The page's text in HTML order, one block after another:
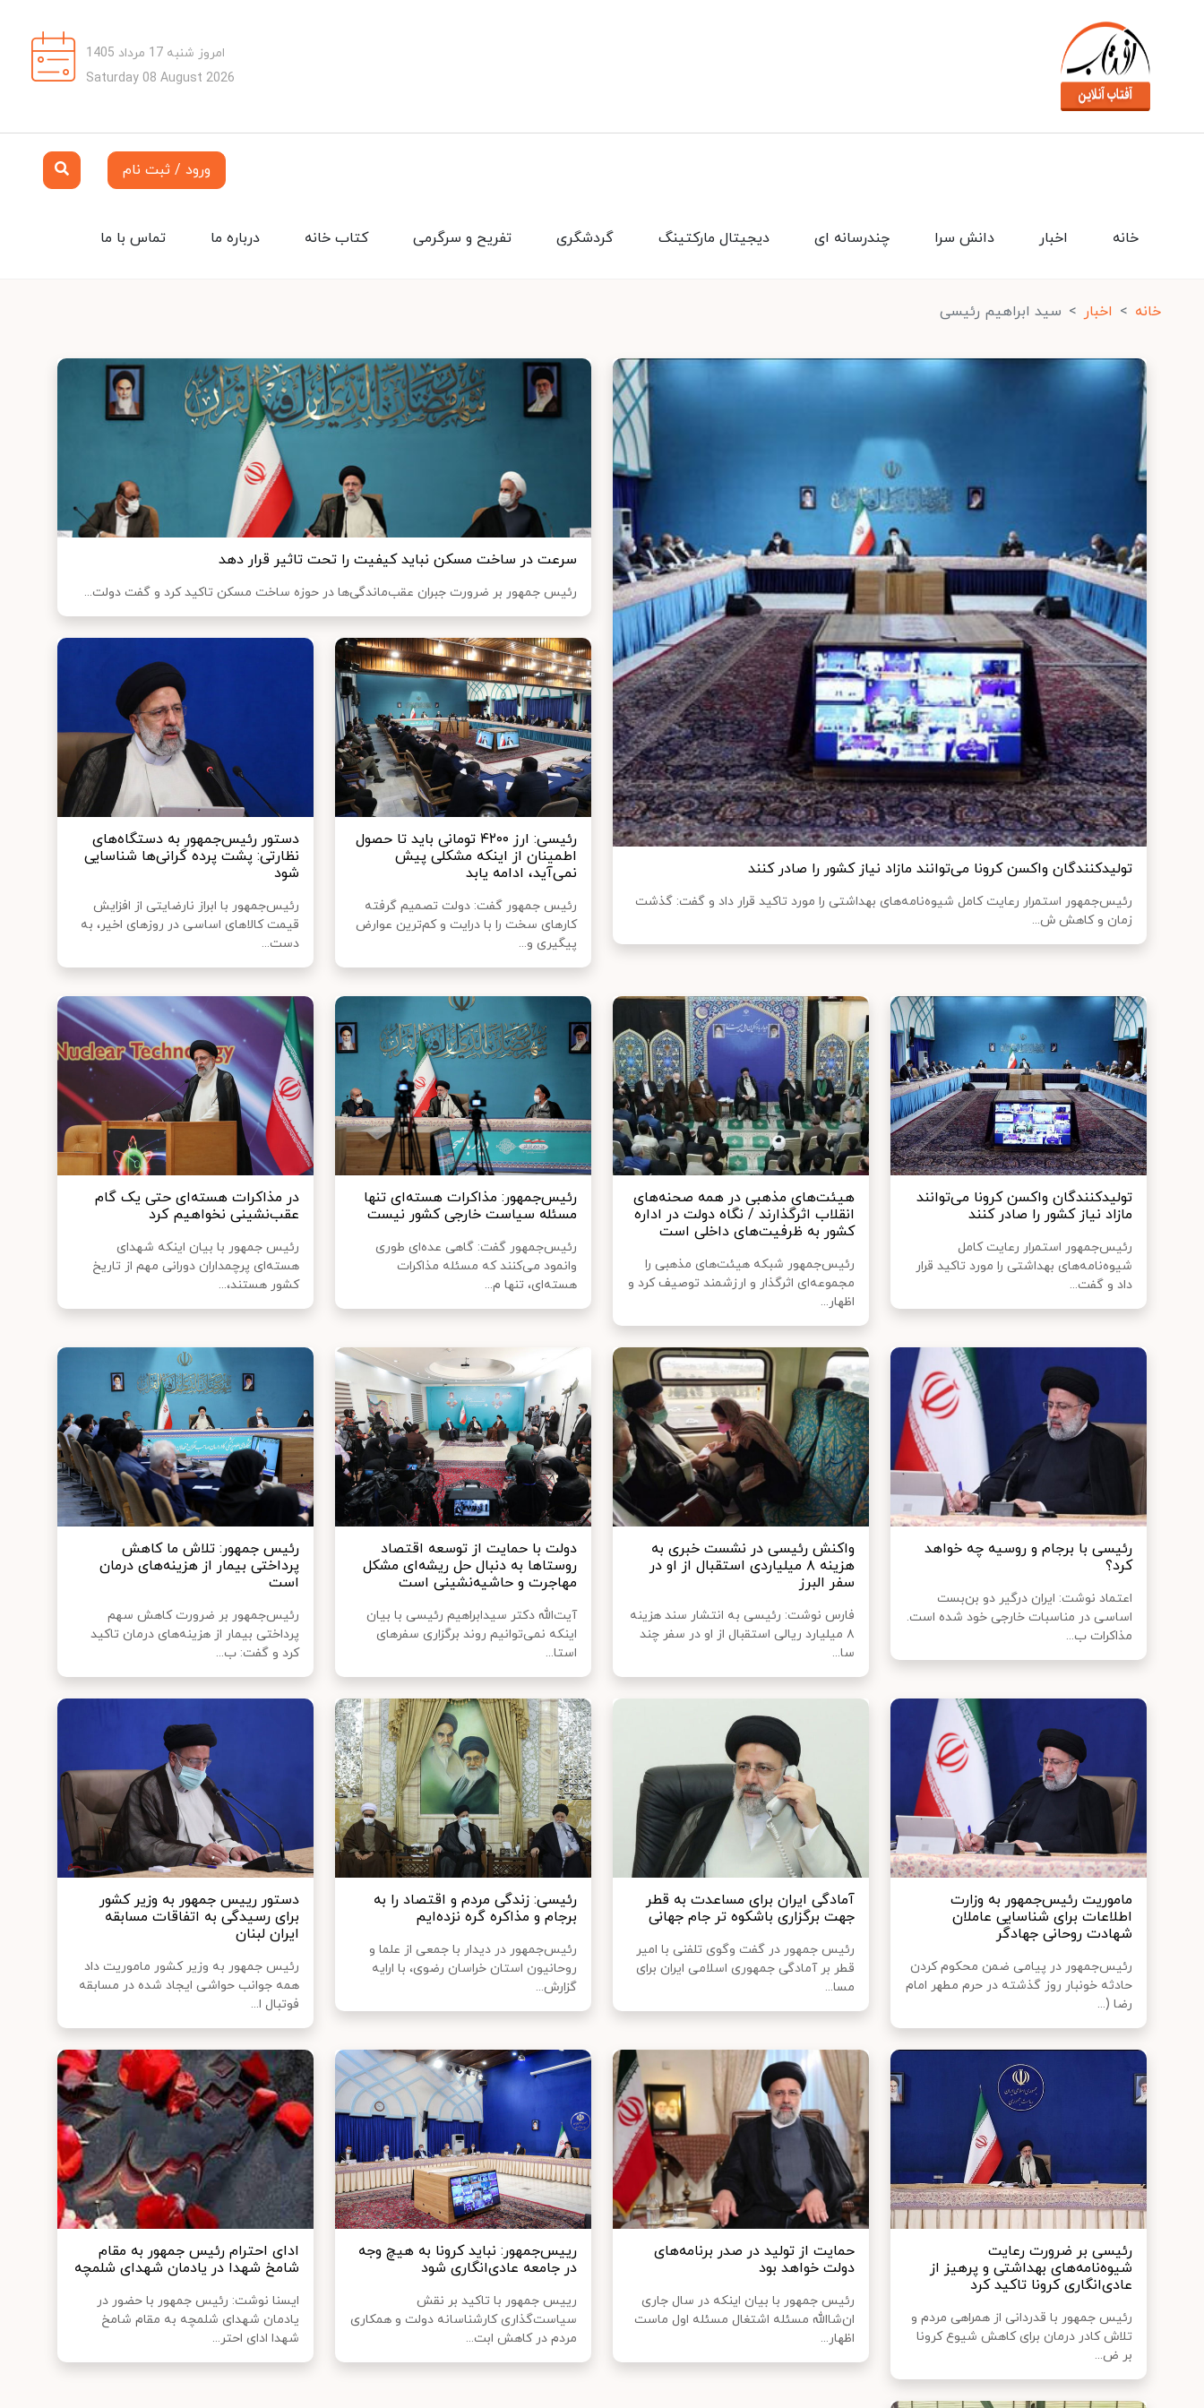
امروز شنبه 17 مرداد 1405
Saturday 08 August 2026
ورود / ثبت نام
تماس با ما درباره ما کتاب خانه تفریح و سرگرمی گردشگری دیجیتال مارکتینگ چندرسانه ای دانش سرا اخبار خانه
خانه اخبار سید ابراهیم رئیسی
تولیدکنندگان واکسن کرونا می‌توانند مازاد نیاز کشور را صادر کنند
رئیس‌جمهور استمرار رعایت کامل شیوه‌نامه‌های بهداشتی را مورد تاکید قرار داد و گفت: گذشت
زمان و کاهش ش...
سرعت در ساخت مسکن نباید کیفیت را تحت تاثیر قرار دهد
رئیس جمهور بر ضرورت جبران عقب‎‌ماندگی‌ها در حوزه ساخت مسکن تاکید کرد و گفت دولت...
رئیسی: ارز ۴۲۰۰ تومانی باید تا حصول
اطمینان از اینکه مشکلی پیش
نمی‌آید، ادامه یابد
رئیس جمهور گفت: دولت تصمیم گرفته
کارهای سخت را با درایت و کم‌ترین عوارض
پیگیری و...
دستور رئیس‌جمهور به دستگاه‌های
نظارتی: پشت پرده گرانی‌ها شناسایی
شود
رئیس‌جمهور با ابراز نارضایتی از افزایش
قیمت کالاهای اساسی در روزهای اخیر، به
دست...
تولیدکنندگان واکسن کرونا می‌توانند
مازاد نیاز کشور را صادر کنند
رئیس‌جمهور استمرار رعایت کامل
شیوه‌نامه‌های بهداشتی را مورد تاکید قرار
داد و گفت...
هیئت‌های مذهبی در همه صحنه‌های
انقلاب اثرگذارند / نگاه دولت در اداره
کشور به ظرفیت‌های داخلی است
رئیس‌جمهور شبکه هیئت‌های مذهبی را
مجموعه‌ای اثرگذار و ارزشمند توصیف کرد و
اظهار...
رئیس‌جمهور: مذاکرات هسته‌ای تنها
مسئله سیاست خارجی کشور نیست
رئیس‌جمهور گفت: گاهی عده‌ای طوری
وانمود می‌کنند که مسئله مذاکرات
هسته‌ای، تنها م...
در مذاکرات هسته‌ای حتی یک گام
عقب‌نشینی نخواهیم کرد
رئیس جمهور با بیان اینکه شهدای
هسته‌ای پرچمداران دورانی مهم از تاریخ
کشور هستند،...
رئیسی با برجام و روسیه چه خواهد
کرد؟
اعتماد نوشت: ایران درگیر دو بن‌بست
اساسی در مناسبات خارجی خود شده است.
مذاکرات ب...
واکنش رئیسی در نشست خبری به
هزینه ۸ میلیاردی استقبال از او در
سفر البرز
فارس نوشت: رئیسی به انتشار سند هزینه
۸ میلیارد ریالی استقبال از او در سفر چند
سا...
دولت با حمایت از توسعه اقتصاد
روستاها به دنبال حل ریشه‌ای مشکل
مهاجرت و حاشیه‌نشینی است
آیت‌الله دکتر سیدابراهیم رئیسی با بیان
اینکه نمی‌توانیم روند برگزاری سفرهای
استا...
رئیس جمهور: تلاش ما کاهش
پرداختی بیمار از هزینه‌های درمان
است
رئیس‌جمهور بر ضرورت کاهش سهم
پرداختی بیمار از هزینه‌های درمان تاکید
کرد و گفت: ب...
ماموریت رئیس‌جمهور به وزارت
اطلاعات برای شناسایی عاملان
شهادت روحانی جهادگر
رئیس‌جمهور در پیامی ضمن محکوم کردن
حادثه خونبار روز گذشته در حرم مطهر امام
رضا (...
آمادگی ایران برای مساعدت به قطر
جهت برگزاری باشکوه تر جام جهانی
رئیس‌ جمهور در گفت وگوی تلفنی با امیر
قطر بر آمادگی جمهوری اسلامی ایران برای
مسا...
رئیسی: زندگی مردم و اقتصاد را به
برجام و مذاکره گره نزده‌ایم
رئیس‌جمهور در دیدار با جمعی از علما و
روحانیون استان خراسان رضوی، با ارایه
گزارش...
دستور رییس جمهور به وزیر کشور
برای رسیدگی به اتفاقات مسابقه
ایران لبنان
رئیس جمهور به وزیر کشور ماموریت داد
همه جوانب حواشی ایجاد شده در مسابقه
فوتبال ا...
رئیسی بر ضرورت رعایت
شیوه‌نامه‌های بهداشتی و پرهیز از
عادی‌انگاری کرونا تاکید کرد
رئیس جمهور با قدردانی از همراهی مردم و
تلاش کادر درمان برای کاهش شیوع کرونا
بر ض...
حمایت از تولید در صدر برنامه‌های
دولت خواهد بود
رئیس جمهور با بیان اینکه در سال جاری
ان‌شاالله مسئله اشتغال مسئله اول ماست
اظهار...
رییس‌جمهور: نباید کرونا به هیچ وجه
در جامعه عادی‌انگاری شود
رییس جمهور با تاکید بر نقش
سیاست‌گذاری کارشناسانه دولت و همکاری
مردم در کاهش ابت...
ادای احترام رئیس جمهور به مقام
شامخ شهدا در یادمان شهدای شلمچه
ایسنا نوشت: رئیس جمهور با حضور در
یادمان شهدای شلمچه به مقام شامخ
شهدا ادای احتر...